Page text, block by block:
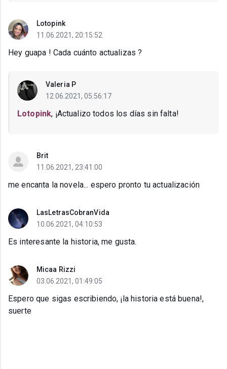
Lotopink
11.06.2021, 20:15:52
Hey guapa ! Cada cuánto actualizas ?
Valeria P
12.06.2021, 05:56:17
Lotopink, ¡Actualizo todos los días sin falta!
Brit
11.06.2021, 23:41:00
me encanta la novela... espero pronto tu actualización
LasLetrasCobranVida
10.06.2021, 04:10:53
Es interesante la historia, me gusta.
Micaa Rizzi
03.06.2021, 01:49:05
Espero que sigas escribiendo, ¡la historia está buena!,
suerte